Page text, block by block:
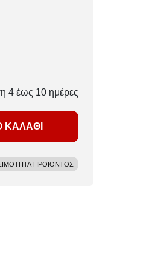
4 έως 10 ημέρες
ΚΑΛΑΘΙ
ΠΡΟΪΟΝΤΟΣ